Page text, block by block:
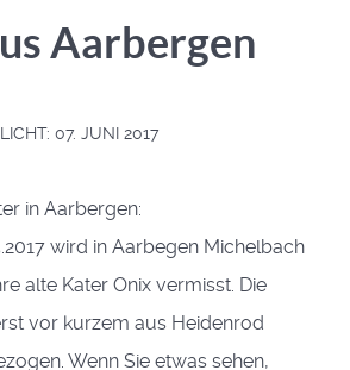
Aarbergen
07. JUNI 2017
in Aarbergen:
wird in Aarbegen Michelbach
alte Kater Onix vermisst. Die
vor kurzem aus Heidenrod
Wenn Sie etwas sehen,